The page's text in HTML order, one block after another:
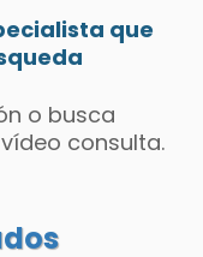
que
o busca
consulta.